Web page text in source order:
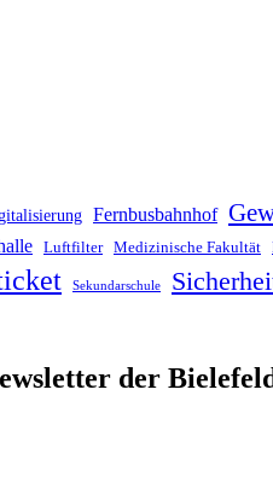
Fernbusbahnhof
Luftfilter Medizinische Fakultät
Sekundarschule
der